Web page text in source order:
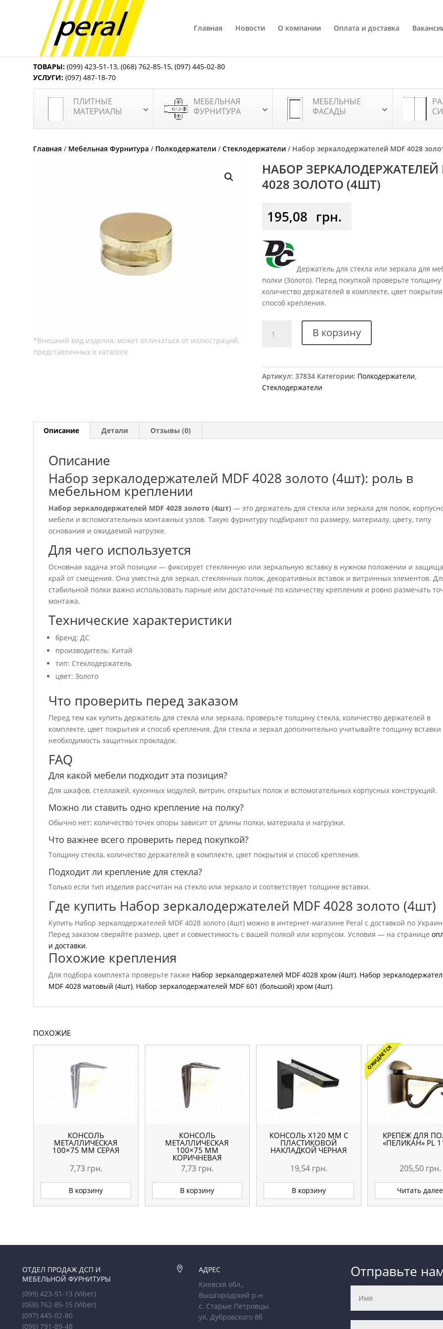
Главная Новости О компании Оплата и доставка
ТОВАРЫ: (099) 423-51-13,(068) 762-85-15,(097) 445-02-80
УСЛУГИ: (097) 487-18-70
ПЛИТНЫЕ
МАТЕРИАЛЫ
МЕБЕЛЬНАЯ
ФУРНИТУРА
МЕБЕЛЬНЫЕ
ФАСАДЫ
Главная / Мебельная Фурнитура / Полкодержатели /Стеклодержатели / Набор зеркалодержателей MDF 4028
НАБОР ЗЕРКАЛОДЕРЖАТЕЛЕЙ
4028 ЗОЛОТО (4ШТ)
195,08 грн.
Держатель для стекла или зеркала для
полки (Золото). Перед покупкой проверьте толщину
количество держателей в комплекте, цвет
способ крепления.
товара
4028
В корзину
Артикул:37834 Категории: Полкодержатели,
Стеклодержатели
Описание Детали Отзывы (0)
Описание
Набор зеркалодержателей MDF 4028 золото (4шт): роль в
мебельном креплении
Набор зеркалодержателей MDF 4028 золото (4шт) — это держатель для стекла или зеркала для полок,
мебели и вспомогательных монтажных узлов. Такую фурнитуру подбирают по размеру, материалу, цвету, типу
основания и ожидаемой нагрузке.
Для чего используется
Основная задача этой позиции — фиксирует стеклянную или зеркальную вставку в нужном положении и
край от смещения. Она уместна для зеркал, стеклянных полок, декоративных вставок и витринных элементов.
стабильной полки важно использовать парные или достаточные по количеству крепления и ровно размечать
монтажа.
Технические характеристики
бренд: ДС
производитель: Китай
тип: Стеклодержатель
цвет: Золото
Что проверить перед заказом
Перед тем как купить держатель для стекла или зеркала, проверьте толщину стекла, количество держателей в
комплекте, цвет покрытия и способ крепления. Для стекла и зеркал дополнительно учитывайте толщину
необходимость защитных прокладок.
FAQ
Для какой мебели подходит эта позиция?
Для шкафов, стеллажей, кухонных модулей, витрин, открытых полок и вспомогательных корпусных конструкций.
Можно ли ставить одно крепление на полку?
Обычно нет: количество точек опоры зависит от длины полки, материала и нагрузки.
Что важнее всего проверить перед покупкой?
Толщину стекла, количество держателей в комплекте, цвет покрытия и способ крепления.
Подходит ли крепление для стекла?
Только если тип изделия рассчитан на стекло или зеркало и соответствует толщине вставки.
Где купить Набор зеркалодержателей MDF 4028 золото (4шт)
Купить Набор зеркалодержателей MDF 4028 золото (4шт) можно в интернет-магазине Peral с доставкой по
Перед заказом сверяйте размер, цвет и совместимость с вашей полкой или корпусом. Условия — на странице
и доставки.
Похожие крепления
Для подбора комплекта проверьте также Набор зеркалодержателей MDF 4028 хром (4шт), Набор
MDF 4028 матовый (4шт), Набор зеркалодержателей MDF 601 (большой) хром (4шт).
ПОХОЖИЕ
КОНСОЛЬ
МЕТАЛЛИЧЕСКАЯ
100×75 ММ СЕРАЯ
7,73 грн.
В корзину
КОНСОЛЬ
МЕТАЛЛИЧЕСКАЯ
100×75 ММ
КОРИЧНЕВАЯ
7,73 грн.
В корзину
КОНСОЛЬ Х120 ММ С
ПЛАСТИКОВОЙ
НАКЛАДКОЙ ЧЕРНАЯ
19,54 грн.
В корзину
ОЖИДАЕТСЯ
КРЕПЕЖ ДЛЯ
«ПЕЛИКАН» PL
205,50 грн.
Читать далее
ОТДЕЛ ПРОДАЖ ДСП И
МЕБЕЛЬНОЙ ФУРНИТУРЫ
(099) 423-51-13(Viber)
(068) 762-85-15(Viber)
(097) 445-02-80
(096) 791-89-48

АДРЕС
Киевскя обл.,
Вышгородский р-н
с. Старые Петровцы,
ул. Дубровского 8б
Отправьте